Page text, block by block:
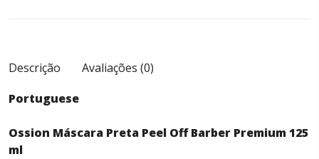
Descrição
Avaliações (0)
Portuguese
Ossion Máscara Preta Peel Off Barber Premium 125
ml